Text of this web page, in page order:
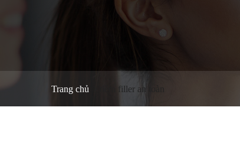
Trang chủ tiêm filler an toàn